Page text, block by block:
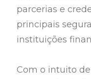
parcerias e
principais
instituições
Com o intuito